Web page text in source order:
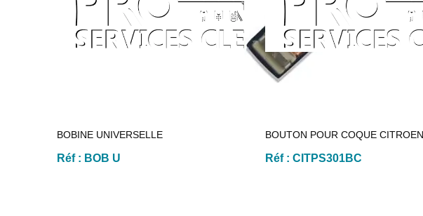
BOBINE UNIVERSELLE
Réf : BOB U
BOUTON POUR COQUE
Réf : CITPS301BC